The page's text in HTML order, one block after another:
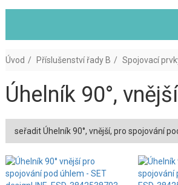
Úvod Příslušenství řady B Spojovací
Úhelník 90°,
seřadit Úhelník 90°, vnější, pro spojování